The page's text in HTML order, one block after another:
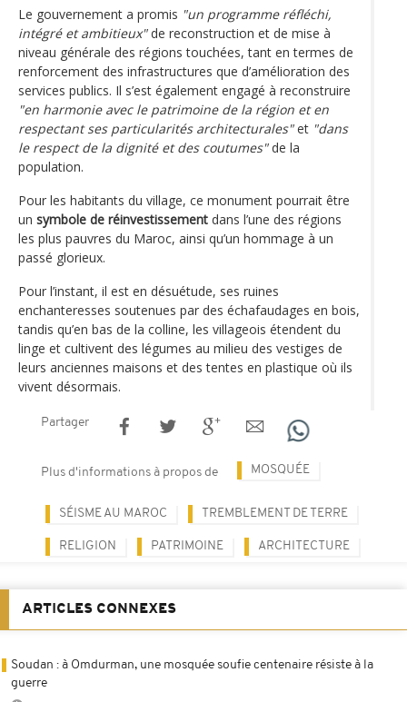
Le gouvernement a promis "un programme réfléchi,
intégré et ambitieux"de reconstruction et de mise à
niveau générale des régions touchées, tant en termes de
renforcement des infrastructures que d’amélioration des
services publics. Il s’est également engagé à reconstruire
"en harmonie avec le patrimoine de la région et en
respectant ses particularités architecturales"et "dans
le respect de la dignité et des coutumes"de la
population.
Pour les habitants du village, ce monument pourrait être
un symbole de réinvestissement dans l’une des régions
les plus pauvres du Maroc, ainsi qu’un hommage à un
passé glorieux.
Pour l’instant, il est en désuétude, ses ruines
enchanteresses soutenues par des échafaudages en bois,
tandis qu’en bas de la colline, les villageois étendent du
linge et cultivent des légumes au milieu des vestiges de
leurs anciennes maisons et des tentes en plastique où ils
vivent désormais.
Partager
Plus d'informations à propos de MOSQUÉE
SÉISME AU MAROC TREMBLEMENT DE TERRE
RELIGION PATRIMOINE ARCHITECTURE
ARTICLES CONNEXES
Soudan : à Omdurman, une mosquée soufie centenaire résiste à la
guerre